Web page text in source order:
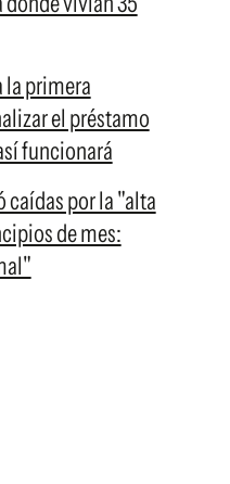
la primera
el préstamo
funcionará
caídas por la "alta
de mes: